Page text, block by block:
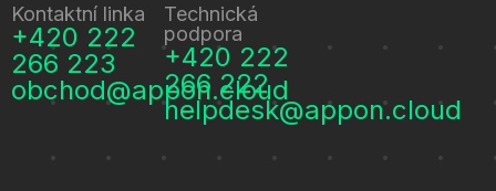
Kontaktní linka
+420 222
266 223
obchod@appon.cloud
Technická
podpora
+420 222
266 222
helpdesk@appon.cloud